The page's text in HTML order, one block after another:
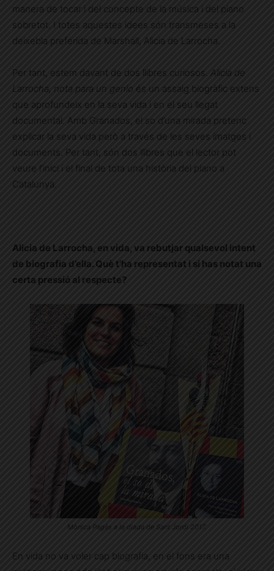
manera de tocar i del concepte de la música i del piano
sobretot. I totes aquestes idees són transmeses a la
deixebla preferida de Marshall, Alicia de Larrocha.
Per tant, estem davant de dos llibres curiosos. Alicia de
Larrocha, nota para un genio és un assaig biogràfic extens
que aprofundeix en la seva vida i en el seu llegat
documental. Amb Granados, el so d’una mirada pretenc
explicar la seva vida però a través de les seves imatges i
documents. Per tant, són dos llibres que el lector pot
veure l’inici i el final de tota una història del piano a
Catalunya.
Alicia de Larrocha, en vida, va rebutjar qualsevol intent
de biografia d’ella. Què t’ha representat i si has notat una
certa pressió al respecte?
Mònica Pagès a la diada de Sant Jordi 2017.
En vida no va voler cap biografia, en el fons era una